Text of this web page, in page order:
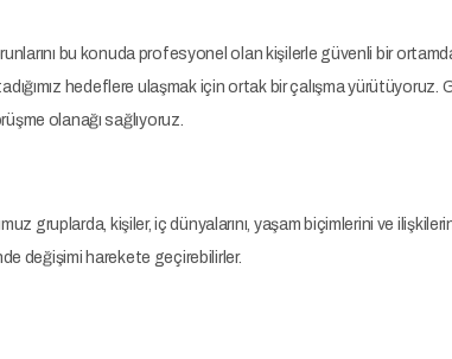
bu konuda profesyonel olan kişilerle güvenli bir
hedeflere ulaşmak için ortak bir çalışma yürütüyoruz.
olanağı sağlıyoruz.
gruplarda, kişiler, iç dünyalarını, yaşam biçimlerini ve
değişimi harekete geçirebilirler.